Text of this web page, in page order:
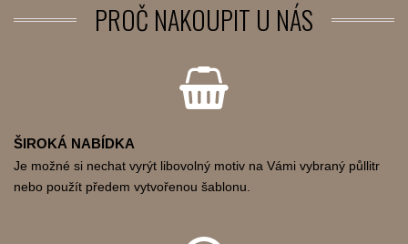
PROČ NAKOUPIT U NÁS
ŠIROKÁ NABÍDKA
Je možné si nechat vyrýt libovolný motiv na Vámi vybraný půllitr
nebo použít předem vytvořenou šablonu.